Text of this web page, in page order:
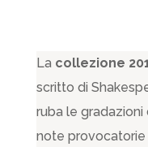
La collezione
scritto di
ruba le gradazioni
note provocatorie